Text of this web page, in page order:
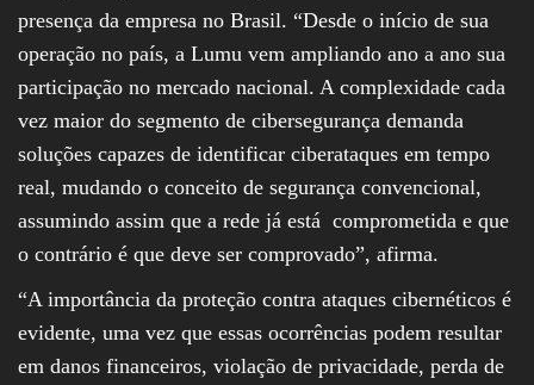
presença da empresa no Brasil. “Desde o início de sua
operação no país, a Lumu vem ampliando ano a ano sua
participação no mercado nacional. A complexidade cada
vez maior do segmento de cibersegurança demanda
soluções capazes de identificar ciberataques em tempo
real, mudando o conceito de segurança convencional,
assumindo assim que a rede já está comprometida e que
o contrário é que deve ser comprovado”, afirma.
“A importância da proteção contra ataques cibernéticos é
evidente, uma vez que essas ocorrências podem resultar
em danos financeiros, violação de privacidade, perda de